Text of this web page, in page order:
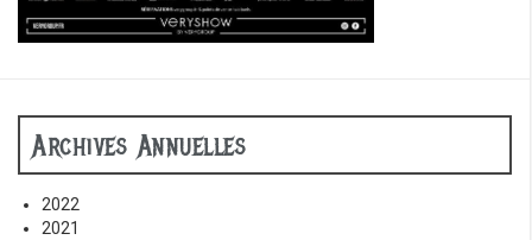
Archives Annuelles
2022
2021